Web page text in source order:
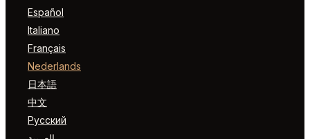
Español
Italiano
Français
Nederlands
日本語
中文
Русский